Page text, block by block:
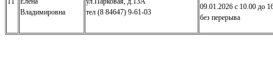
Владимировна
тел (8 84647) 9-61-03
09.01.2026 с 10.00 до
без перерыва